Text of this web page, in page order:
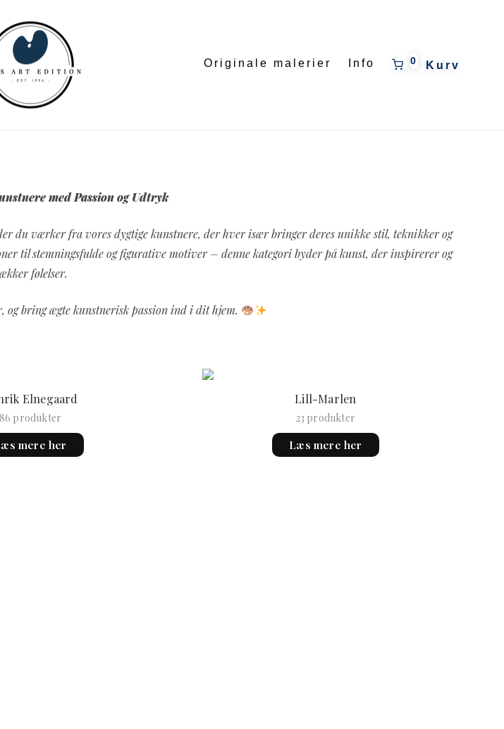
Originale malerier Info 0
med Passion og Udtryk
du værker fra vores dygtige kunstnere, der hver især bringer deres unikke stil, teknikker og
til stemningsfulde og figurative motiver – denne kategori byder på kunst, der inspirerer og
følelser.
bring ægte kunstnerisk passion ind i dit hjem.
Elnegaard
86 produkter
mere her
Lill-Marlen
23 produkter
Læs mere her